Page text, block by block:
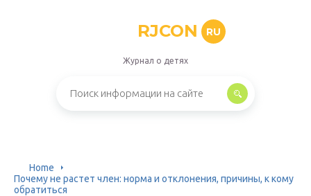
RJCON RU
Журнал о детях
Home
Почему не растет член: норма и отклонения, причины, к кому
обратиться